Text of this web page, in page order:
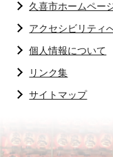
久喜市ホームペー
アクセシビリティ
個人情報について
リンク集
サイトマップ